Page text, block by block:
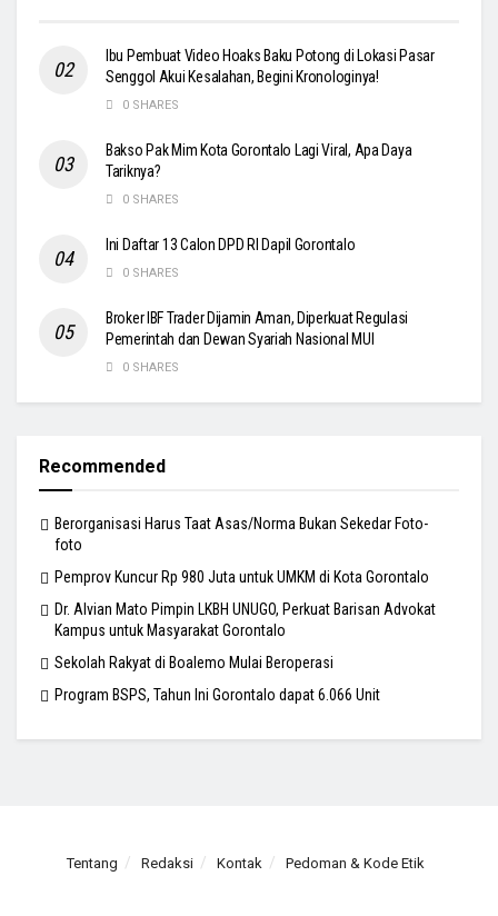
Ibu Pembuat Video Hoaks Baku Potong di Lokasi Pasar
Senggol Akui Kesalahan, Begini Kronologinya!
0 SHARES
Bakso Pak Mim Kota Gorontalo Lagi Viral, Apa Daya
Tariknya?
0 SHARES
Ini Daftar 13 Calon DPD RI Dapil Gorontalo
0 SHARES
Broker IBF Trader Dijamin Aman, Diperkuat Regulasi
Pemerintah dan Dewan Syariah Nasional MUI
0 SHARES
Recommended
Berorganisasi Harus Taat Asas/Norma Bukan Sekedar Foto-
foto
Pemprov Kuncur Rp 980 Juta untuk UMKM di Kota Gorontalo
Dr. Alvian Mato Pimpin LKBH UNUGO, Perkuat Barisan Advokat
Kampus untuk Masyarakat Gorontalo
Sekolah Rakyat di Boalemo Mulai Beroperasi
Program BSPS, Tahun Ini Gorontalo dapat 6.066 Unit
Tentang Redaksi Kontak Pedoman & Kode Etik